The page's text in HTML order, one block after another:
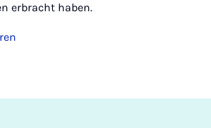
erbracht haben.